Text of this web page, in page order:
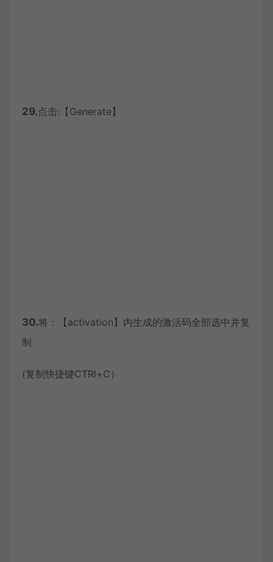
29.点击:【Generate】
30.将：【activation】内生成的激活码全部选中并复
制
(复制快捷键CTRl+C）